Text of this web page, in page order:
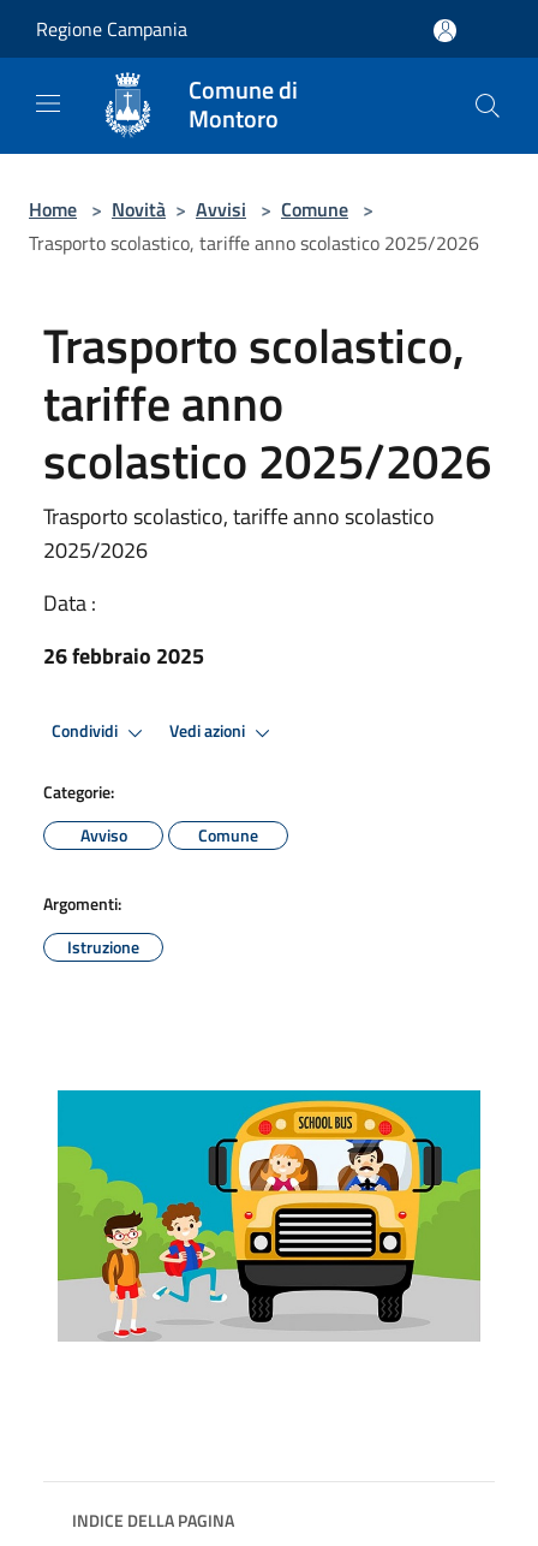
Regione Campania
Comune di
Montoro
Home > Novità > Avvisi > Comune >
Trasporto scolastico, tariffe anno scolastico 2025/2026
Trasporto scolastico,
tariffe anno
scolastico 2025/2026
Trasporto scolastico, tariffe anno scolastico
2025/2026
Data :
26 febbraio 2025
Condividi Vedi azioni
Categorie:
Avviso
Comune
Argomenti:
Istruzione
INDICE DELLA PAGINA